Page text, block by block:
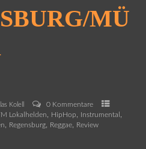
MÜ
Kolell
0 Kommentare
Lokalhelden, HipHop, Instrumental ,
, Regensburg, Reggae, Review